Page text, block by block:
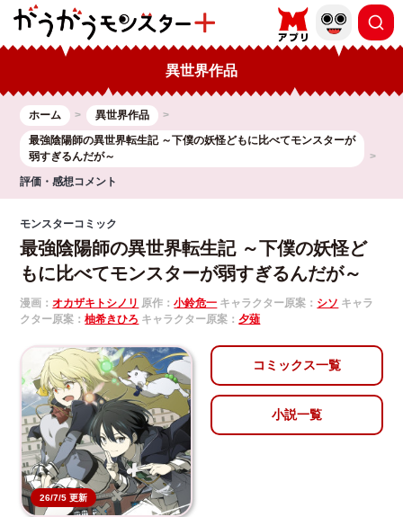
異世界作品
ホーム
異世界作品
最強陰陽師の異世界転生記 ～下僕の妖怪どもに比べてモンスターが
弱すぎるんだが～
評価・感想コメント
モンスターコミック
最強陰陽師の異世界転生記 ～下僕の妖怪ど
もに比べてモンスターが弱すぎるんだが～
漫画：オカザキトシノリ 原作：小鈴危一 キャラクター原案： シソ キャラ
クター原案：柚希きひろ キャラクター原案： 夕薙
26/7/5 更新
コミックス一覧
小説一覧